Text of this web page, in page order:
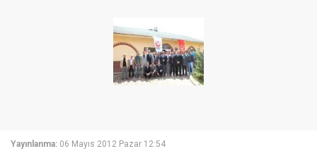
Yayınlanma: 06 Mayıs 2012 Pazar 12:54